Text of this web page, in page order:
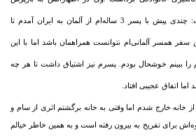
حسین‌پور از شعبه 5 دادسرا گفت: چندی پیش با پسر 3 ساله‌ام از آلمان به ایران آمدم تا
سفر همسر آلمانی‌ام نتوانست همراهمان باشد اما با این
را ببینم خوشحال بودم. پسرم نیز اشتیاق داشت تا هر چه
اتفاق عجیبی افتاد.
خانه خارج شدم اما وقتی به خانه برگشتم اثری از سام و
برای تفریح به بیرون رفته است و به همین خاطر خیالم